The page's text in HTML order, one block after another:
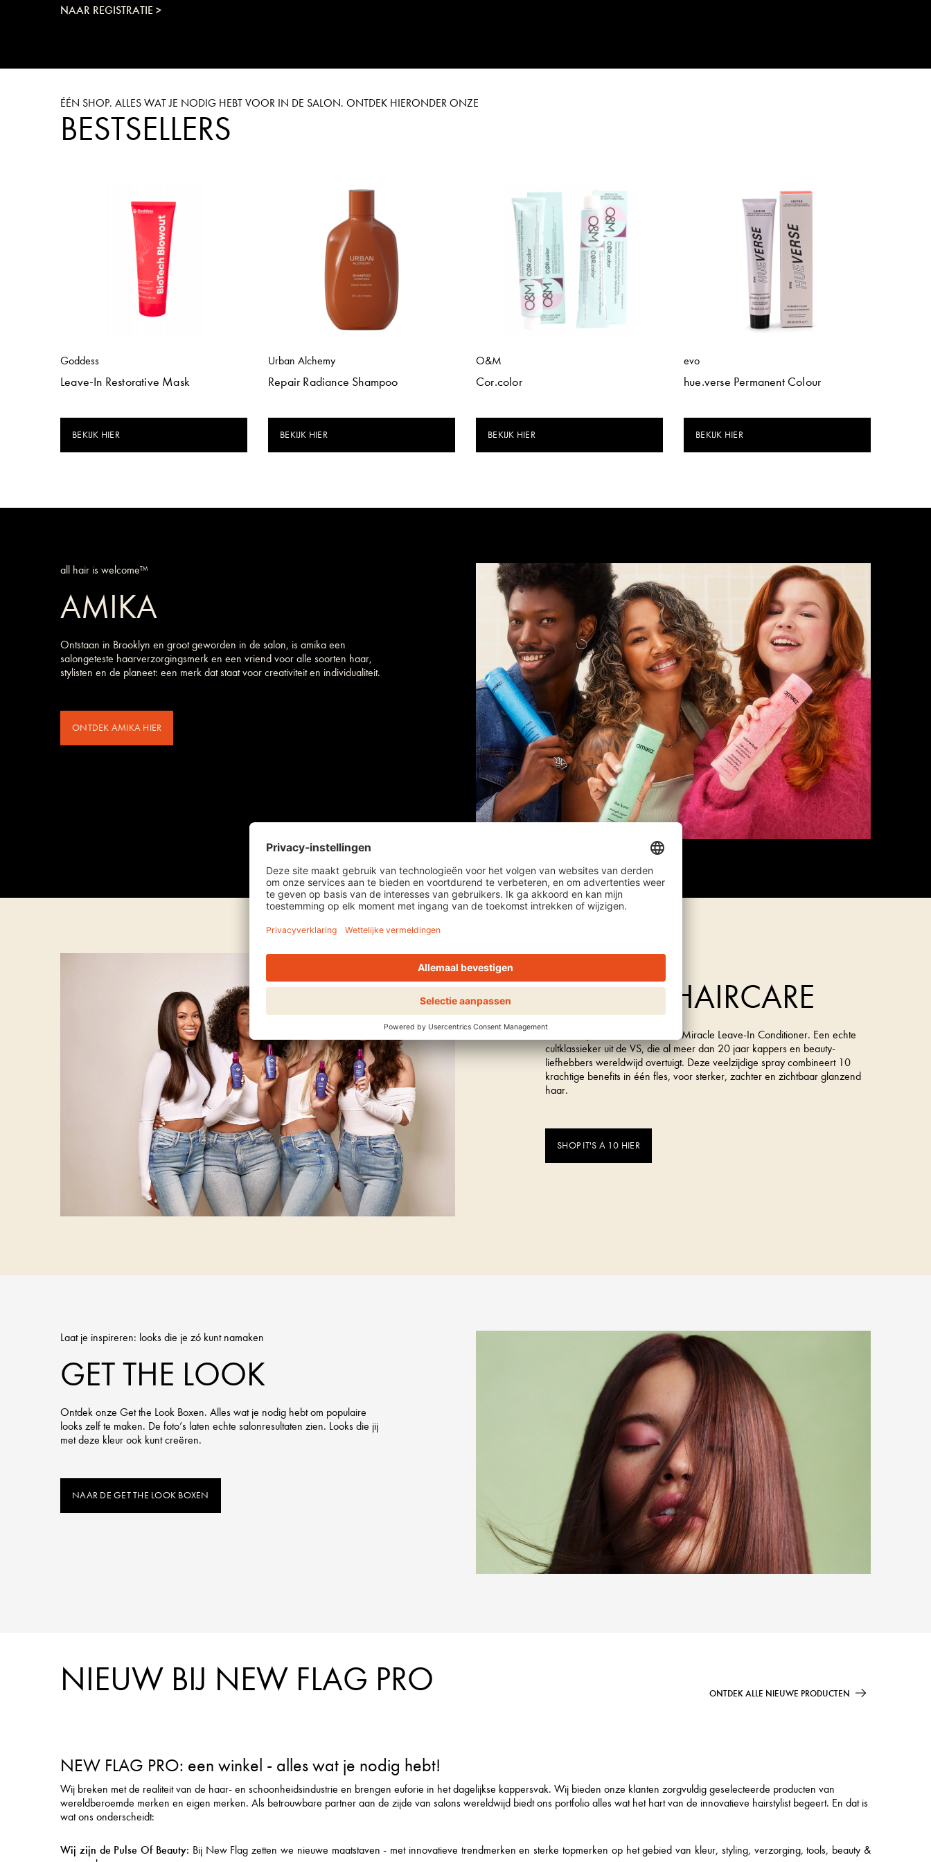
NAAR REGISTRATIE >
ÉÉN SHOP. ALLES WAT JE NODIG HEBT VOOR IN DE SALON. ONTDEK HIERONDER ONZE
BESTSELLERS
Goddess
Leave-In Restorative Mask
BEKIJK HIER
Urban Alchemy
Repair Radiance Shampoo
BEKIJK HIER
O&M
Cor.color
BEKIJK HIER
evo
hue.verse Permanent Colour
BEKIJK HIER
all hair is welcome™
AMIKA
Ontstaan in Brooklyn en groot geworden in de salon, is amika een
salongeteste haarverzorgings­merk en een vriend voor alle soorten haar,
stylisten en de planeet: een merk dat staat voor creativiteit en individualiteit.
ONTDEK AMIKA HIER
Ontdek het cultmerk uit de VS
IT'S A 10 HAIRCARE
Het hero product is de It’s a 10 Miracle Leave-In Conditioner. Een echte
cultklassieker uit de VS, die al meer dan 20 jaar kappers en beauty-
liefhebbers wereldwijd overtuigt. Deze veelzijdige spray combineert 10
krachtige benefits in één fles, voor sterker, zachter en zichtbaar glanzend
haar.
SHOP IT'S A 10 HIER
Laat je inspireren: looks die je zó kunt namaken
GET THE LOOK
Ontdek onze Get the Look Boxen. Alles wat je nodig hebt om populaire
looks zelf te maken. De foto’s laten echte salonresultaten zien. Looks die jij
met deze kleur ook kunt creëren.
NAAR DE GET THE LOOK BOXEN
NIEUW BIJ NEW FLAG PRO ONTDEK ALLE NIEUWE PRODUCTEN
NEW FLAG PRO: een winkel - alles wat je nodig hebt!
Wij breken met de realiteit van de haar- en schoonheidsindustrie en brengen euforie in het dagelijkse kappersvak. Wij bieden onze klanten zorgvuldig geselecteerde producten van
wereldberoemde merken en eigen merken. Als betrouwbare partner aan de zijde van salons wereldwijd biedt ons portfolio alles wat het hart van de innovatieve hairstylist begeert. En dat is
wat ons onderscheidt:
Wij zijn de Pulse Of Beauty: Bij New Flag zetten we nieuwe maatstaven - met innovatieve trendmerken en sterke topmerken op het gebied van kleur, styling, verzorging, tools, beauty &